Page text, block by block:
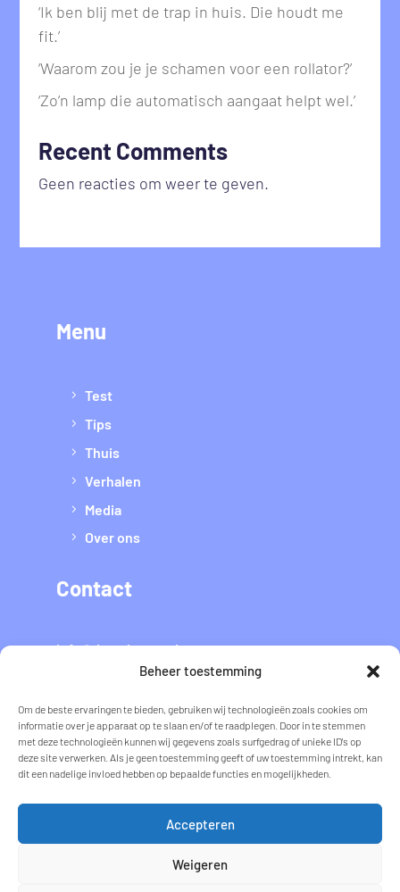
Beheer toestemming
Om de beste ervaringen te bieden, gebruiken wij technologieën zoals cookies om
informatie over je apparaat op te slaan en/of te raadplegen. Door in te stemmen
met deze technologieën kunnen wij gegevens zoals surfgedrag of unieke ID's op
deze site verwerken. Als je geen toestemming geeft of uw toestemming intrekt, kan
dit een nadelige invloed hebben op bepaalde functies en mogelijkheden.
Accepteren
Weigeren
‘Ik ben blij met de trap in huis. Die houdt me
fit.’
‘Waarom zou je je schamen voor een rollator?’
‘Zo’n lamp die automatisch aangaat helpt wel.’
Recent Comments
Geen reacties om weer te geven.
Menu
Test
Tips
Thuis
Verhalen
Media
Over ons
Contact
info@datvaltmee.nl
Flyer voor thuis
Download